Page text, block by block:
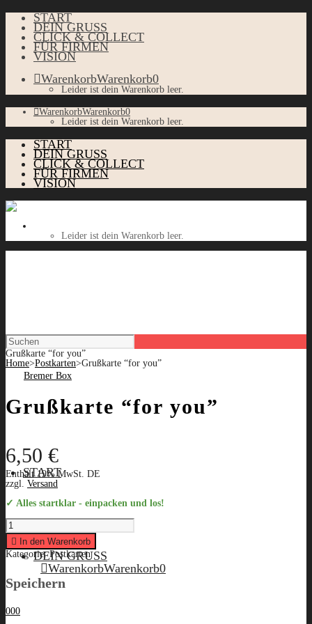
START
DEIN GRUSS
CLICK & COLLECT
FÜR FIRMEN
VISION
WarenkorbWarenkorb0
Leider ist dein Warenkorb leer.
WarenkorbWarenkorb0
Leider ist dein Warenkorb leer.
START
DEIN GRUSS
CLICK & COLLECT
FÜR FIRMEN
VISION
Leider ist dein Warenkorb leer.
START
DEIN GRUSS
WarenkorbWarenkorb0
Grußkarte “for you”
Home>Postkarten>Grußkarte “for you”
Grußkarte “for you”
6,50 €
Enthält 19% MwSt. DE
zzgl. Versand
✓ Alles startklar - einpacken und los!
Grußkarte
"for
you"
quantity
In den Warenkorb
Kategorie:Postkarten
Speichern
000